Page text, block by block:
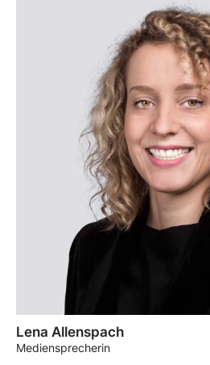
Lena Allenspach
Mediensprecherin